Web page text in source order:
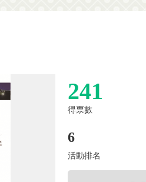
241
得票數
6
活動排名